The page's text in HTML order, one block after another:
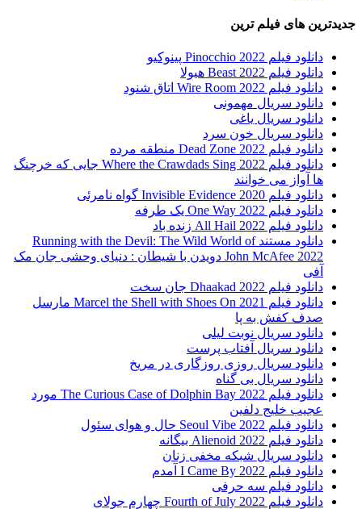
جدیدترین های فیلم ترین
دانلود فیلم Pinocchio 2022 پینوکیو
دانلود فیلم Beast 2022 هیولا
دانلود فیلم Wire Room 2022 اتاق شنود
دانلود سریال مهمونی
دانلود سریال یاغی
دانلود سریال خون سرد
دانلود فیلم 2022 Dead Zone منطقه مرده
دانلود فیلم Where the Crawdads Sing 2022 جایی که خرچنگ
ها آواز می خوانند
دانلود فیلم 2020 Invisible Evidence گواه نامرئی
دانلود فیلم One Way 2022 یک طرفه
دانلود فیلم All Hail 2022 زنده باد
دانلود مستند Running with the Devil: The Wild World of
John McAfee 2022 دویدن با شیطان : دنیای وحشی جان مک
آفی
دانلود فیلم Dhaakad 2022 جان سخت
دانلود فیلم Marcel the Shell with Shoes On 2021 مارسل
صدف کفش به پا
دانلود سریال نوبت لیلی
دانلود سریال آفتاب پرست
دانلود سریال روزی روزگاری در مریخ
دانلود سریال بی گناه
دانلود فیلم The Curious Case of Dolphin Bay 2022 مورد
عجیب خلیج دلفین
دانلود فیلم Seoul Vibe 2022 حال و هوای سئول
دانلود فیلم Alienoid 2022 بیگانه
دانلود سریال شبکه مخفی زنان
دانلود فیلم I Came By 2022 آمدم
دانلود فیلم سه حرفی
دانلود فیلم Fourth of July 2022 چهارم جولای